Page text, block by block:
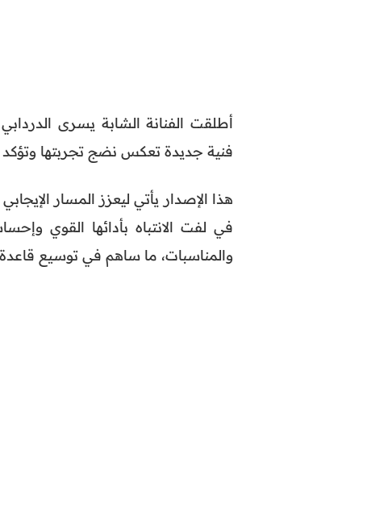
أطلقت الفنانة الشابة يسرى
فنية جديدة تعكس نضج تجربتها
هذا الإصدار يأتي ليعزز المسار
في لفت الانتباه بأدائها القوي
والمناسبات، ما ساهم في توسيع